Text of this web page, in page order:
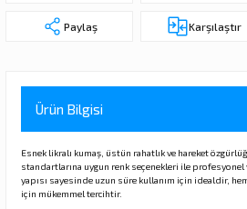
Paylaş Karşılaştır
Ürün Bilgisi
Esnek likralı kumaş, üstün rahatlık ve hareket
standartlarına uygun renk seçenekleri ile profesyonel
yapısı sayesinde uzun süre kullanım için idealdir,
için mükemmel tercihtir.